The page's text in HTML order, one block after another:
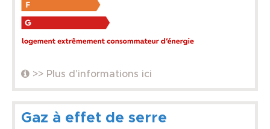
>> Plus d'informations ici
Gaz à effet de serre